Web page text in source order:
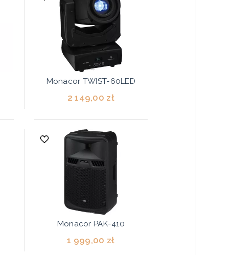
Monacor TWIST-60LED
2 149,00 zł
Monacor PAK-410
1 999,00 zł